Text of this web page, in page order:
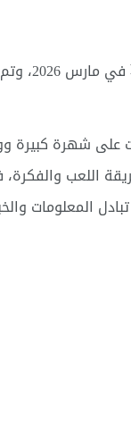
في
شهرة كبيرة
اللعب
المعلومات